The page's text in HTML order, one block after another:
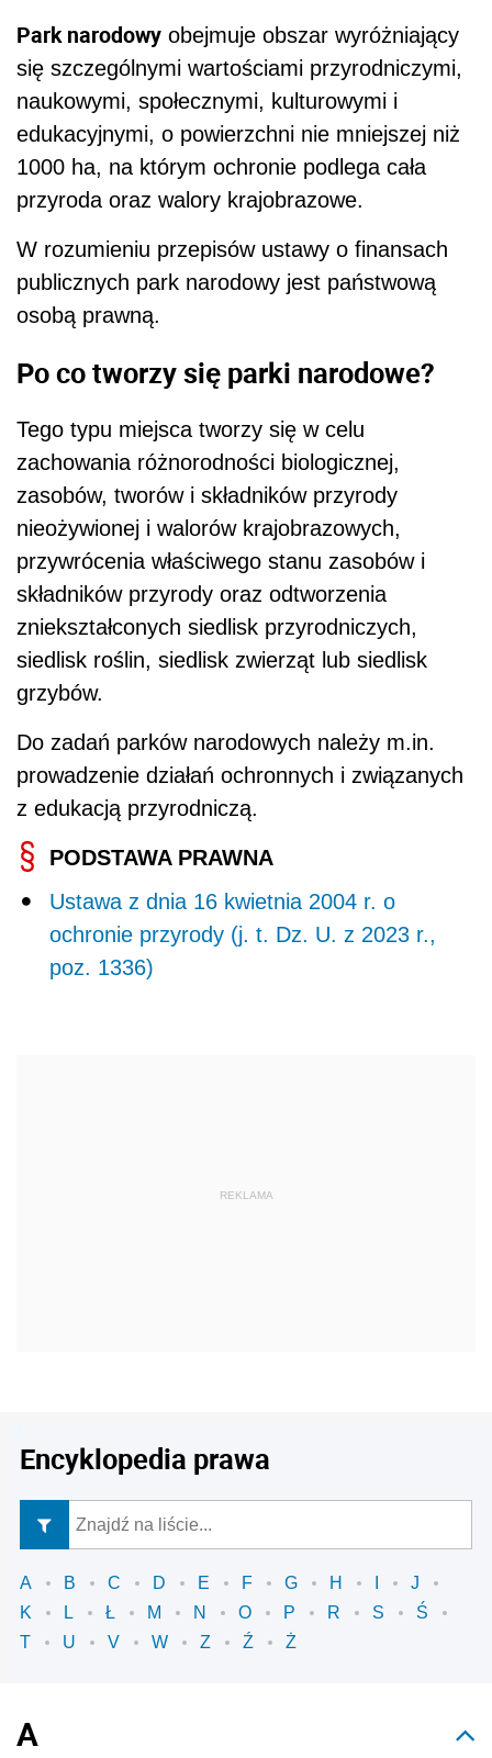
Park narodowy obejmuje obszar wyróżniający
się szczególnymi wartościami przyrodniczymi,
naukowymi, społecznymi, kulturowymi i
edukacyjnymi, o powierzchni nie mniejszej niż
1000 ha, na którym ochronie podlega cała
przyroda oraz walory krajobrazowe.
W rozumieniu przepisów ustawy o finansach
publicznych park narodowy jest państwową
osobą prawną.
Po co tworzy się parki narodowe?
Tego typu miejsca tworzy się w celu
zachowania różnorodności biologicznej,
zasobów, tworów i składników przyrody
nieożywionej i walorów krajobrazowych,
przywrócenia właściwego stanu zasobów i
składników przyrody oraz odtworzenia
zniekształconych siedlisk przyrodniczych,
siedlisk roślin, siedlisk zwierząt lub siedlisk
grzybów.
Do zadań parków narodowych należy m.in.
prowadzenie działań ochronnych i związanych
z edukacją przyrodniczą.
PODSTAWA PRAWNA
Ustawa z dnia 16 kwietnia 2004 r. o
ochronie przyrody (j. t. Dz. U. z 2023 r.,
poz. 1336)
REKLAMA
Encyklopedia prawa
A B C D E F G H
J
K
L Ł M N O P R S
Ś
T
U V W Z Ź Ż
A